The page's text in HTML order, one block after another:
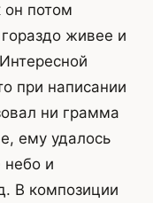
он потом
живее и
при написании
ни грамма
ему удалось
небо и
В композиции